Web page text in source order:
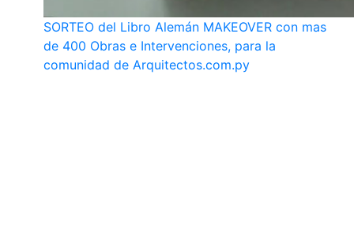
SORTEO del Libro Alemán MAKEOVER con mas
de 400 Obras e Intervenciones, para la
comunidad de Arquitectos.com.py